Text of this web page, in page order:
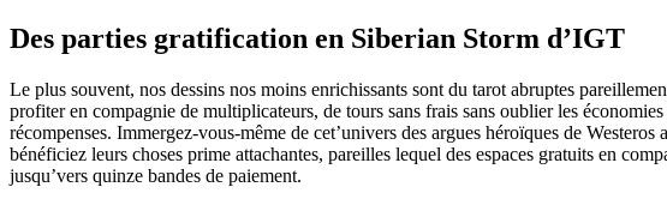
Des parties gratification en Siberian Storm d’IGT
Le plus souvent, nos dessins nos moins enrichissants sont du tarot abruptes
profiter en compagnie de multiplicateurs, de tours sans frais sans oublier les
récompenses. Immergez-vous-même de cet’univers des argues héroïques de
bénéficiez leurs choses prime attachantes, pareilles lequel des espaces gratuits en
jusqu’vers quinze bandes de paiement.